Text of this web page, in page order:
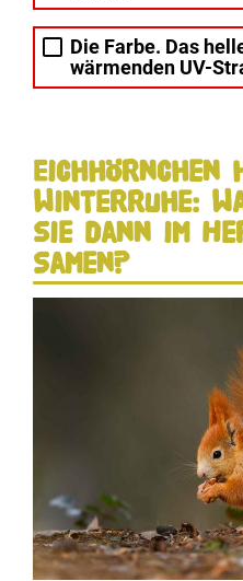
Die Farbe. Das
wärmenden UV-
Eichhörnchen
Winterruhe:
sie dann im
Samen?